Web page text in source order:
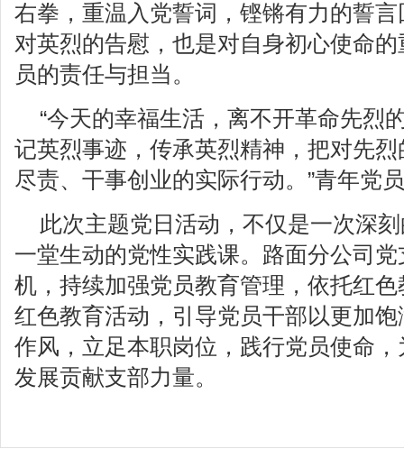
右拳，重温入党誓词，铿锵有力的誓
对英烈的告慰，也是对自身初心使命
员的责任与担当。
“今天的幸福生活，离不开革命先烈
记英烈事迹，传承英烈精神，把对先
尽责、干事创业的实际行动。”青年党
此次主题党日活动，不仅是一次深
一堂生动的党性实践课。路面分公司
机，持续加强党员教育管理，依托红
红色教育活动，引导党员干部以更加
作风，立足本职岗位，践行党员使命
发展贡献支部力量。